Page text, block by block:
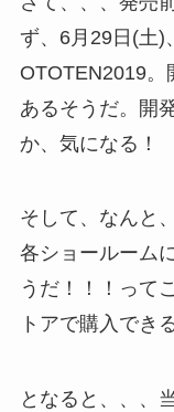
ず、6月29日(土)
OTOTEN2019。
あるそうだ。開
か、気になる！
そして、なんと
各ショールーム
うだ！！！って
トアで購入でき
となると、、、